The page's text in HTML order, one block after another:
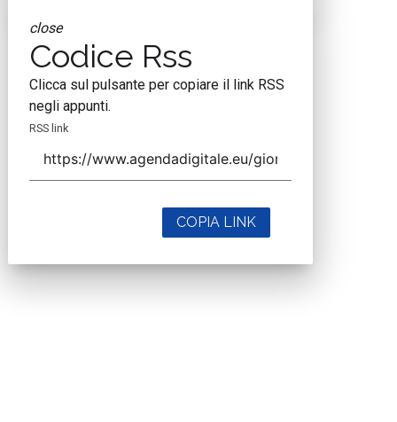
close
Codice Rss
Clicca sul pulsante per copiare il link RSS
negli appunti.
RSS link
COPIA LINK